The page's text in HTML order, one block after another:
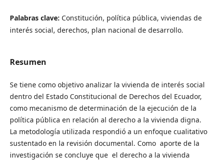
Palabras clave: Constitución, política pública, viviendas de
interés social, derechos, plan nacional de desarrollo.
Resumen
Se tiene como objetivo analizar la vivienda de interés social
dentro del Estado Constitucional de Derechos del Ecuador,
como mecanismo de determinación de la ejecución de la
política pública en relación al derecho a la vivienda digna.
La metodología utilizada respondió a un enfoque cualitativo
sustentado en la revisión documental. Como aporte de la
investigación se concluye que el derecho a la vivienda